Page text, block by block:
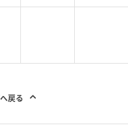
ルジェラ（マルジェラ
戻る